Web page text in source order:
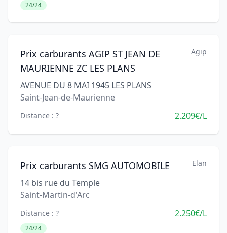
24/24
Prix carburants AGIP ST JEAN DE
MAURIENNE ZC LES PLANS
Agip
AVENUE DU 8 MAI 1945 LES PLANS
Saint-Jean-de-Maurienne
Distance : ? 2.209€/L
Prix carburants SMG AUTOMOBILE Elan
14 bis rue du Temple
Saint-Martin-d'Arc
Distance : ? 2.250€/L
24/24